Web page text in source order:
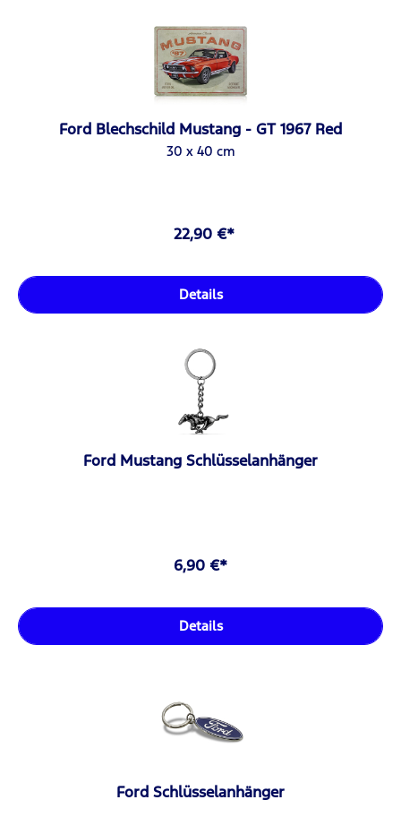
Ford Blechschild Mustang - GT 1967 Red
30 x 40 cm
22,90 €*
Details
Ford Mustang Schlüsselanhänger
6,90 €*
Details
Ford Schlüsselanhänger